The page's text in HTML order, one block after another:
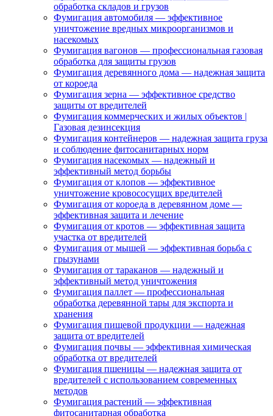
обработка складов и грузов
Фумигация автомобиля — эффективное
уничтожение вредных микроорганизмов и
насекомых
Фумигация вагонов — профессиональная газовая
обработка для защиты грузов
Фумигация деревянного дома — надежная защита
от короеда
Фумигация зерна — эффективное средство
защиты от вредителей
Фумигация коммерческих и жилых объектов |
Газовая дезинсекция
Фумигация контейнеров — надежная защита груза
и соблюдение фитосанитарных норм
Фумигация насекомых — надежный и
эффективный метод борьбы
Фумигация от клопов — эффективное
уничтожение кровососущих вредителей
Фумигация от короеда в деревянном доме —
эффективная защита и лечение
Фумигация от кротов — эффективная защита
участка от вредителей
Фумигация от мышей — эффективная борьба с
грызунами
Фумигация от тараканов — надежный и
эффективный метод уничтожения
Фумигация паллет — профессиональная
обработка деревянной тары для экспорта и
хранения
Фумигация пищевой продукции — надежная
защита от вредителей
Фумигация почвы — эффективная химическая
обработка от вредителей
Фумигация пшеницы — надежная защита от
вредителей с использованием современных
методов
Фумигация растений — эффективная
фитосанитарная обработка